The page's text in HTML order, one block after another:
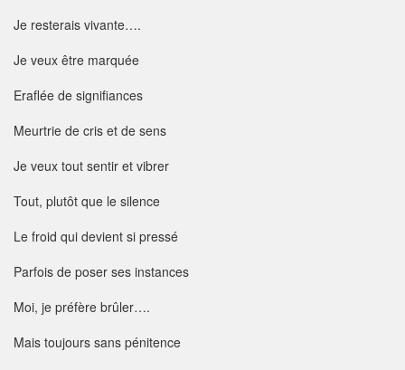
Je resterais vivante….
Je veux être marquée
Eraflée de signifiances
Meurtrie de cris et de sens
Je veux tout sentir et vibrer
Tout, plutôt que le silence
Le froid qui devient si pressé
Parfois de poser ses instances
Moi, je préfère brûler….
Mais toujours sans pénitence